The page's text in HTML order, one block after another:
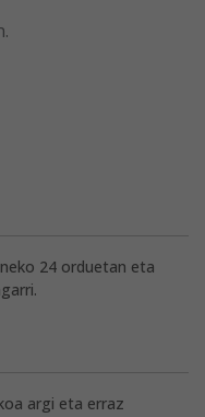
24 orduetan eta
argi eta erraz